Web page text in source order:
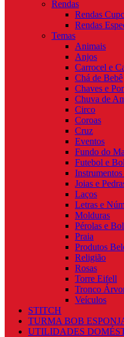
Rendas
Rendas
Rendas
Temas
Animais
Anjos
Carrocel e
Chá de Bebê
Chaves e
Chuva de
Circo
Coroas
Cruz
Eventos
Fundo do
Futebol e
Joias e
Laços
Letras e
Molduras
Pérolas e
Praia
Produtos
Religião
Rosas
Torre Eifell
Tronco
Veículos
STITCH
TURMA BOB
UTILIDADES